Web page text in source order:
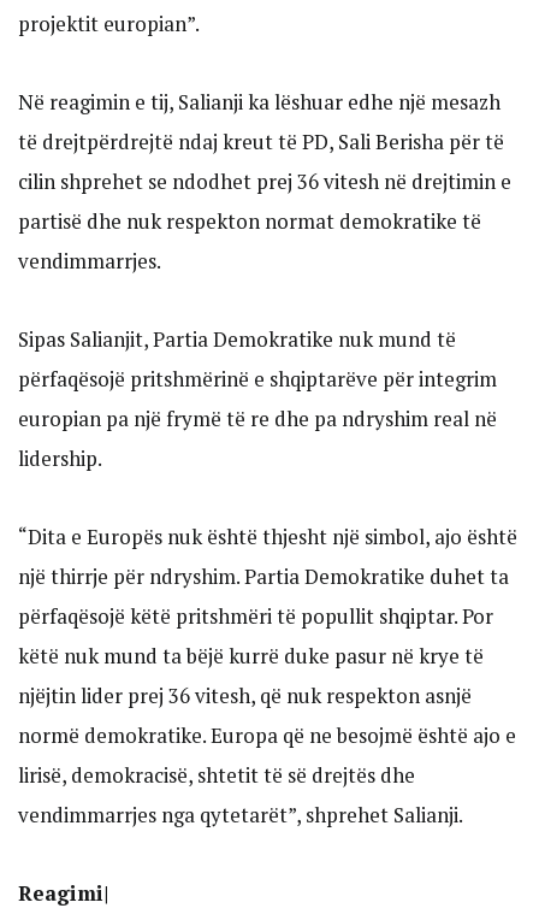
projektit europian”.
Në reagimin e tij, Salianji ka lëshuar edhe një mesazh
të drejtpërdrejtë ndaj kreut të PD, Sali Berisha për të
cilin shprehet se ndodhet prej 36 vitesh në drejtimin e
partisë dhe nuk respekton normat demokratike të
vendimmarrjes.
Sipas Salianjit, Partia Demokratike nuk mund të
përfaqësojë pritshmërinë e shqiptarëve për integrim
europian pa një frymë të re dhe pa ndryshim real në
lidership.
“Dita e Europës nuk është thjesht një simbol, ajo është
një thirrje për ndryshim. Partia Demokratike duhet ta
përfaqësojë këtë pritshmëri të popullit shqiptar. Por
këtë nuk mund ta bëjë kurrë duke pasur në krye të
njëjtin lider prej 36 vitesh, që nuk respekton asnjë
normë demokratike. Europa që ne besojmë është ajo e
lirisë, demokracisë, shtetit të së drejtës dhe
vendimmarrjes nga qytetarët”, shprehet Salianji.
Reagimi|